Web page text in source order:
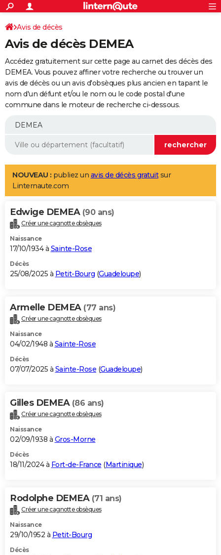
ACTUALITÉS
Politique
Société
Faits Divers
Education
Monde
Villes
+
SPORT
Coupe du monde 2026
Football
Tennis
Cyclisme
Rugby
Forum
Programme TV
TNT
Streaming
Cinéma
Sorties cinéma
Musique
+
FINANCE
Retraite
Epargne
Immobilier
Risques naturels par ville
Banque
Assurance
AUTO
Essais
Réserver un essai
Citadines
Berlines
SUV
Forum auto
+
Mobiles
Meilleur smartphone
Internet
Ordinateurs
Jeux vidéo
Guide high-tech
Aménagement intérieur
LIFESTYLE
Art de vivre
Bien-être
Loisirs
Mode
Modes de vie
Alimentation
Guide de la santé
Maladies
Médicaments
Sommeil
VOYAGE
Destinations
City break
Voyage nature
Voyage de noces
Forum
Climat
+PHOTO
GUIDES D'ACHAT
BONS PLANS
Carte de Noël
Carte Bonne année
Carte Saint-Valentin
Carte Pâques
Carte d'anniversaire
DICTIONNAIRE
Dictionnaire
Biographies
Citations
Expressions
Proverbes
PROGRAMME TV
S'inscrire
Se connecter
Lycées
Collèges
Primaires
Universités
Entreprises
Service militaire
Avis de recherche
AVIS DE DÉCÈS
Bricolage
Lifestyle
Culture
Sport
Auto
Television
Voyage
Cinema
Avis de décès
Avis de décès DEMEA
Accédez gratuitement sur cette page au carnet des décès des
DEMEA. Vous pouvez affiner votre recherche ou trouver un
avis de décès ou un avis d'obsèques plus ancien en tapant le
nom d'un défunt et/ou le nom ou le code postal d'une
commune dans le moteur de recherche ci-dessous.
NOUVEAU : publiez un avis de décès gratuitsur
Linternaute.com
Edwige DEMEA (90 ans)
Créer une cagnotte obsèques
Naissance
17/10/1934 à Sainte-Rose
Décès
25/08/2025 à Petit-Bourg (Guadeloupe)
Armelle DEMEA (77 ans)
Créer une cagnotte obsèques
Naissance
04/02/1948 à Sainte-Rose
Décès
07/07/2025 à Sainte-Rose (Guadeloupe)
Gilles DEMEA (86 ans)
Créer une cagnotte obsèques
Naissance
02/09/1938 à Gros-Morne
Décès
18/11/2024 à Fort-de-France (Martinique)
Rodolphe DEMEA (71 ans)
Créer une cagnotte obsèques
Naissance
29/10/1952 à Petit-Bourg
Décès